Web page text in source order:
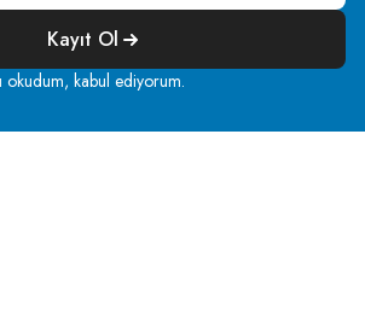
Kayıt Ol
okudum, kabul ediyorum.